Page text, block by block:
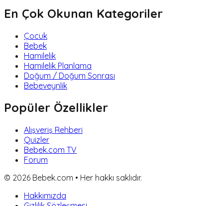
En Çok Okunan Kategoriler
Çocuk
Bebek
Hamilelik
Hamilelik Planlama
Doğum / Doğum Sonrası
Bebeveynlik
Popüler Özellikler
Alışveriş Rehberi
Quizler
Bebek.com TV
Forum
© 2026 Bebek.com • Her hakkı saklıdır.
Hakkımızda